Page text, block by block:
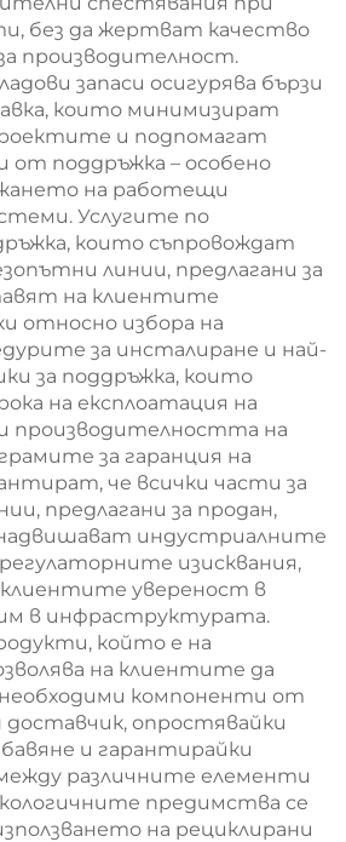
без да жертват качество
производителност.
запаси осигурява бързи
които минимизират
и подпомагат
поддръжка – особено
на работещи
Услугите по
които съпровождат
линии, предлагани за
на клиентите
относно избора на
за инсталиране и най-
за поддръжка, които
на експлоатация на
производителността на
за гаранция на
че всички части за
предлагани за продан,
индустриалните
изисквания,
клиентите увереност в
в инфраструктурата.
който е на
на клиентите да
компоненти от
опростявайки
и гарантирайки
различните елементи
предимства се
на рециклирани